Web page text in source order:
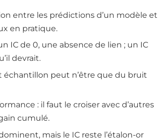
entre les prédictions d’un modèle et
en pratique.
IC de 0, une absence de lien ; un IC
devrait.
échantillon peut n’être que du bruit
: il faut le croiser avec d’autres
cumulé.
mais le IC reste l’étalon-or